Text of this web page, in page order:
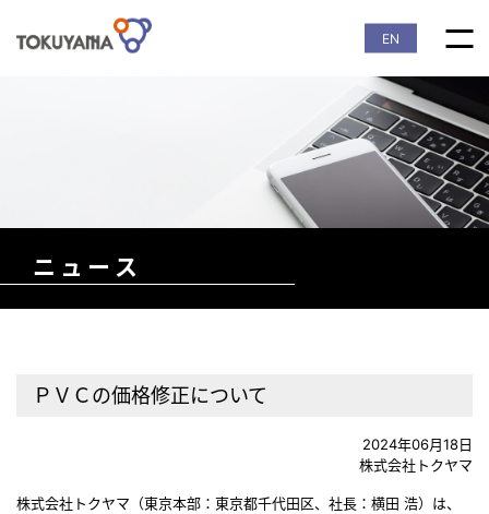
EN
ニュース
ＰＶＣの価格修正について
2024年06月18日
株式会社トクヤマ
株式会社トクヤマ（東京本部：東京都千代田区、社長：横田 浩）は、